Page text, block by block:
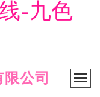
线-九色
公司